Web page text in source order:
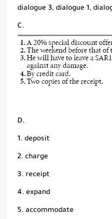
dialogue 3, dialogue 1,
C.
D.
1. deposit
2. charge
3. receipt
4. expand
5. accommodate